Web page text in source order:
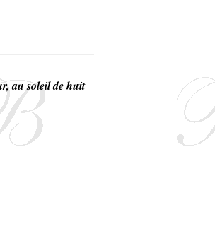
au soleil de huit